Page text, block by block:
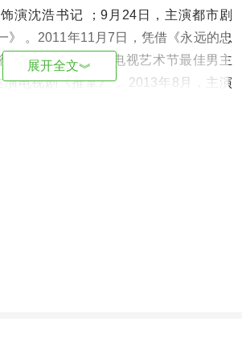
饰演沈浩书记 ；9月24日，主演都市剧
》 。2011年11月7日，凭借《永远的忠
第3届中国新农村电视艺术节最佳男主
演电视剧《推拿》 。2013年8月，主演
10日，友情出演的电影《
展开全文︾